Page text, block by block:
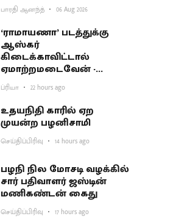
பாரதி ஆனந்த் 06 Aug 2026
‘ராமாயணா’ படத்துக்கு
ஆஸ்கர்
கிடைக்காவிட்டால்
ஏமாற்றமடைவேன் -
மகாராஷ்டிர முதல்வர்
பகிர்வு
ப்ரியா 22 hours ago
உதயநிதி காரில் ஏற
முயன்ற பழனிசாமி
செய்திப்பிரிவு 14 hours ago
பழநி நில மோசடி வழக்கில்
சார் பதிவாளர் ஜஸ்டின்
மணிகண்டன் கைது
செய்திப்பிரிவு 17 hours ago